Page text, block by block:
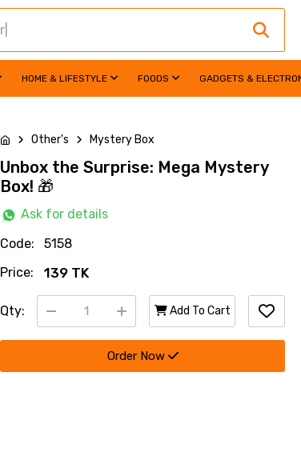
HOME & LIFESTYLE FOODS GADGETS &
Other's Mystery Box
Unbox the Surprise: Mega Mystery
Box! 🎁
Ask for details
Code:
5158
Price:
139 TK
Qty: Add To Cart
Order Now